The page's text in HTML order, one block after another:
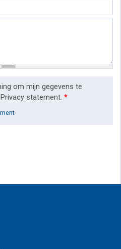
om mijn gegevens te
statement. *